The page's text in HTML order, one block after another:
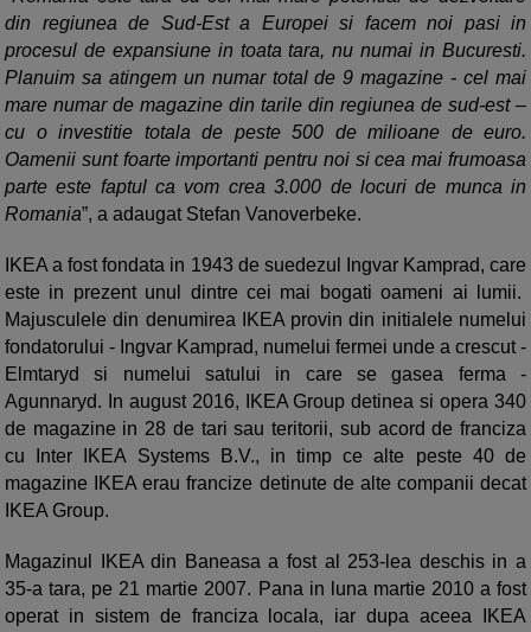
din regiunea de Sud-Est a Europei si facem noi pasi in
procesul de expansiune in toata tara, nu numai in Bucuresti.
Planuim sa atingem un numar total de 9 magazine - cel mai
mare numar de magazine din tarile din regiunea de sud-est –
cu o investitie totala de peste 500 de milioane de euro.
Oamenii sunt foarte importanti pentru noi si cea mai frumoasa
parte este faptul ca vom crea 3.000 de locuri de munca in
Romania”, a adaugat Stefan Vanoverbeke.
IKEA a fost fondata in 1943 de suedezul Ingvar Kamprad, care
este in prezent unul dintre cei mai bogati oameni ai lumii.
Majusculele din denumirea IKEA provin din initialele numelui
fondatorului - Ingvar Kamprad, numelui fermei unde a crescut -
Elmtaryd si numelui satului in care se gasea ferma -
Agunnaryd. In august 2016, IKEA Group detinea si opera 340
de magazine in 28 de tari sau teritorii, sub acord de franciza
cu Inter IKEA Systems B.V., in timp ce alte peste 40 de
magazine IKEA erau francize detinute de alte companii decat
IKEA Group.
Magazinul IKEA din Baneasa a fost al 253-lea deschis in a
35-a tara, pe 21 martie 2007. Pana in luna martie 2010 a fost
operat in sistem de franciza locala, iar dupa aceea IKEA